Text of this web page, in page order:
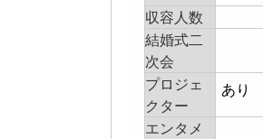
収容人数
結婚式二
次会
プロジェ
クター
あり
エンタメ